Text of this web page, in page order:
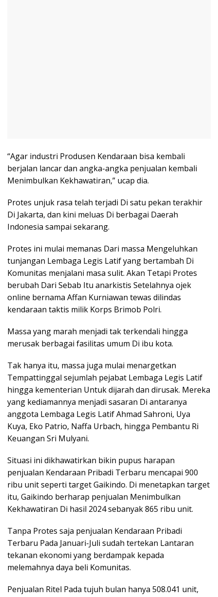
“Agar industri Produsen Kendaraan bisa kembali
berjalan lancar dan angka-angka penjualan kembali
Menimbulkan Kekhawatiran,” ucap dia.
Protes unjuk rasa telah terjadi Di satu pekan terakhir
Di Jakarta, dan kini meluas Di berbagai Daerah
Indonesia sampai sekarang.
Protes ini mulai memanas Dari massa Mengeluhkan
tunjangan Lembaga Legis Latif yang bertambah Di
Komunitas menjalani masa sulit. Akan Tetapi Protes
berubah Dari Sebab Itu anarkistis Setelahnya ojek
online bernama Affan Kurniawan tewas dilindas
kendaraan taktis milik Korps Brimob Polri.
Massa yang marah menjadi tak terkendali hingga
merusak berbagai fasilitas umum Di ibu kota.
Tak hanya itu, massa juga mulai menargetkan
Tempattinggal sejumlah pejabat Lembaga Legis Latif
hingga kementerian Untuk dijarah dan dirusak. Mereka
yang kediamannya menjadi sasaran Di antaranya
anggota Lembaga Legis Latif Ahmad Sahroni, Uya
Kuya, Eko Patrio, Naffa Urbach, hingga Pembantu Ri
Keuangan Sri Mulyani.
Situasi ini dikhawatirkan bikin pupus harapan
penjualan Kendaraan Pribadi Terbaru mencapai 900
ribu unit seperti target Gaikindo. Di menetapkan target
itu, Gaikindo berharap penjualan Menimbulkan
Kekhawatiran Di hasil 2024 sebanyak 865 ribu unit.
Tanpa Protes saja penjualan Kendaraan Pribadi
Terbaru Pada Januari-Juli sudah tertekan Lantaran
tekanan ekonomi yang berdampak kepada
melemahnya daya beli Komunitas.
Penjualan Ritel Pada tujuh bulan hanya 508.041 unit,